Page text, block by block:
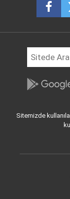
Sitemizde